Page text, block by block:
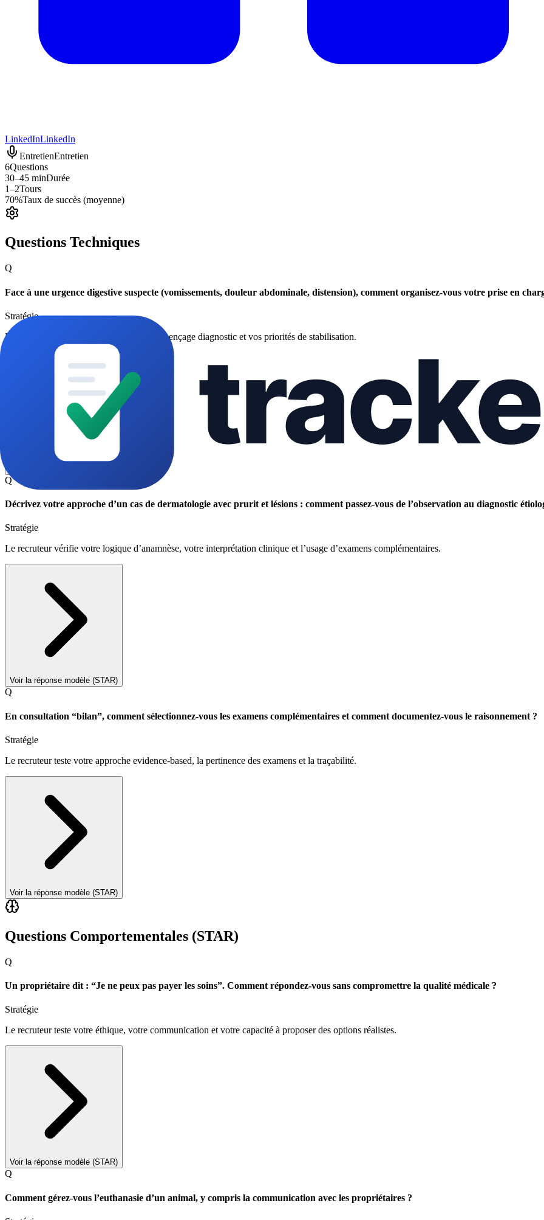
LinkedInLinkedIn
EntretienEntretien
6Questions
30–45 minDurée
1–2Tours
70%Taux de succès (moyenne)
Questions Techniques
Q
Face à une urgence digestive suspecte (vomissements, douleur abdominale, distension), comment organisez-vous votre prise en
Stratégie
Le recruteur évalue votre triage, votre séquençage diagnostic et vos priorités de stabilisation.
Q
Décrivez votre approche d’un cas de dermatologie avec prurit et lésions : comment passez-vous de l’observation au diagnostic
Stratégie
Le recruteur vérifie votre logique d’anamnèse, votre interprétation clinique et l’usage d’examens complémentaires.
Voir la réponse modèle (STAR)
Q
En consultation “bilan”, comment sélectionnez-vous les examens complémentaires et comment documentez-vous le raisonnement ?
Stratégie
Le recruteur teste votre approche evidence-based, la pertinence des examens et la traçabilité.
Voir la réponse modèle (STAR)
Questions Comportementales (STAR)
Q
Un propriétaire dit : “Je ne peux pas payer les soins”. Comment répondez-vous sans compromettre la qualité médicale ?
Stratégie
Le recruteur teste votre éthique, votre communication et votre capacité à proposer des options réalistes.
Voir la réponse modèle (STAR)
Q
Comment gérez-vous l’euthanasie d’un animal, y compris la communication avec les propriétaires ?